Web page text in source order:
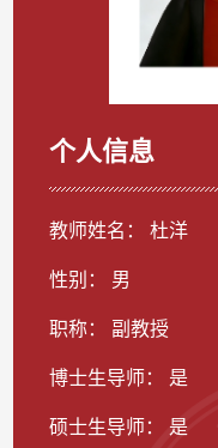
个人信息
教师姓名： 杜洋
性别： 男
职称： 副教授
博士生导师： 是
硕士生导师： 是